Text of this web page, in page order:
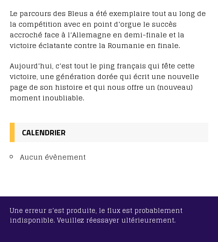
Le parcours des Bleus a été exemplaire tout au long de
la compétition avec en point d’orgue le succès
accroché face à l’Allemagne en demi-finale et la
victoire éclatante contre la Roumanie en finale.
Aujourd’hui, c’est tout le ping français qui fête cette
victoire, une génération dorée qui écrit une nouvelle
page de son histoire et qui nous offre un (nouveau)
moment inoubliable.
CALENDRIER
Aucun évènement
Une erreur s’est produite, le flux est probablement
indisponible. Veuillez réessayer ultérieurement.